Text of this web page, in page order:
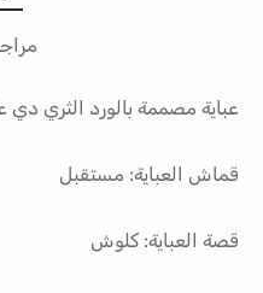
عباية مصممة بالورد الثري دي
قماش العباية: مستقبل
قصة العباية: كلوش